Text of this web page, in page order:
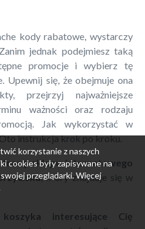
kody rabatowe, wystarczy
jednak podejmiesz taką
promocje i wybierz tę
Upewnij się, że obejmuje ona
przejrzyj najważniejsze
ważności oraz rodzaju
Jak wykorzystać w
instrukcja krok po kroku.
sklepu internetowego
, który znajduje się w
interesujące Cię
korzystanie z naszych
cookies były zapisywane na
przeglądarki. Więcej